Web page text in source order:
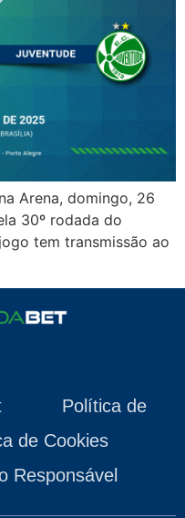
Arena, domingo, 26
30º rodada do
tem transmissão ao
Política de
de Cookies
Responsável